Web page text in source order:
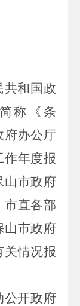
共和国政
称《条
府办公厅
作年度报
山市政府
市直各部
山市政府
情况报
公开政府